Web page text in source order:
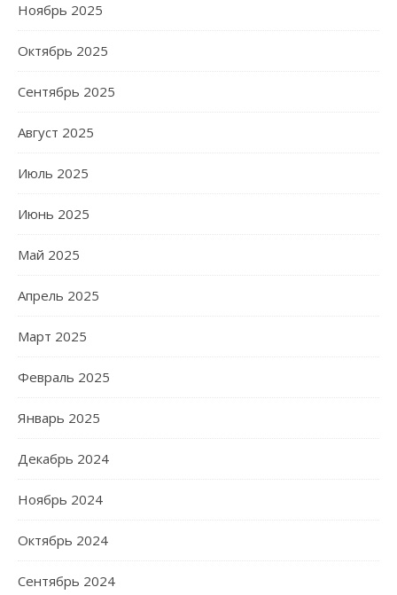
Ноябрь 2025
Октябрь 2025
Сентябрь 2025
Август 2025
Июль 2025
Июнь 2025
Май 2025
Апрель 2025
Март 2025
Февраль 2025
Январь 2025
Декабрь 2024
Ноябрь 2024
Октябрь 2024
Сентябрь 2024